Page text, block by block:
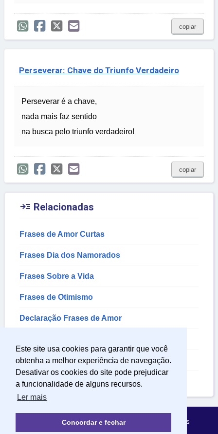
Este site usa cookies para garantir que você
obtenha a melhor experiência de navegação.
Desativar os cookies do site pode prejudicar
a funcionalidade de alguns recursos.
Ler mais
Concordar e fechar
copiar
Perseverar: Chave do Triunfo Verdadeiro
Perseverar é a chave,
nada mais faz sentido
na busca pelo triunfo verdadeiro!
copiar
 Relacionadas
Frases de Amor Curtas
Frases Dia dos Namorados
Frases Sobre a Vida
Frases de Otimismo
Declaração Frases de Amor
Frases para Foto de Casal
Frases Amor da minha Vida
Política de Privacidade Sobre Mensagens Mágicas